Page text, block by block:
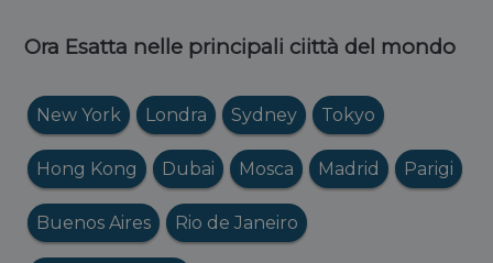
Ora Esatta nelle principali ciittà del mondo
New York Londra Sydney Tokyo
Hong Kong Dubai Mosca Madrid Parigi
Buenos Aires Rio de Janeiro